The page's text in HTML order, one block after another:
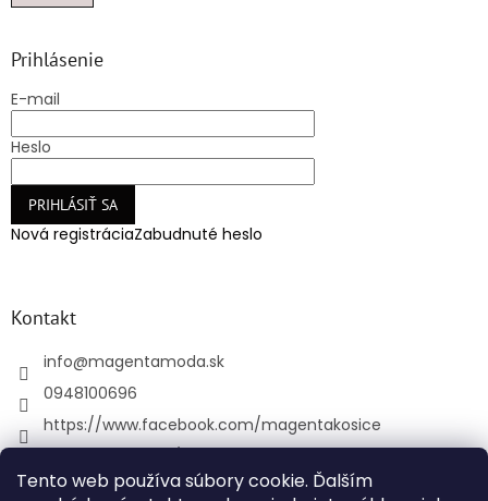
Tento web používa súbory cookie. Ďalším
Prihlásenie
E-mail
Heslo
PRIHLÁSIŤ SA
Nová registráciaZabudnuté heslo
Kontakt
info@magentamoda.sk
0948100696
https://www.facebook.com/magentakosice
+421948100696